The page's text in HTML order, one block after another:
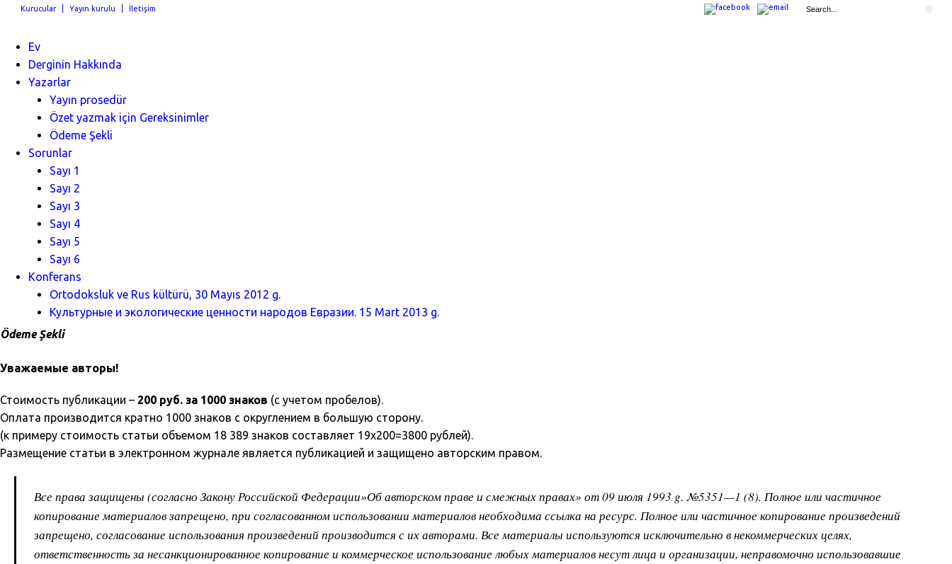
Kurucular Yayın kurulu İletişim
Ev
Derginin Hakkında
Yazarlar
Yayın prosedür
Özet yazmak için Gereksinimler
Ödeme Şekli
Sorunlar
Sayı 1
Sayı 2
Sayı 3
Sayı 4
Sayı 5
Sayı 6
Konferans
Ortodoksluk ve Rus kültürü, 30 Mayıs 2012 g.
Культурные и экологические ценности народов Евразии. 15 Mart 2013 g.
Ödeme Şekli
Уважаемые авторы!
Стоимость публикации – 200 руб. за 1000 знаков (с учетом пробелов).
Оплата производится кратно 1000 знаков с округлением в большую сторону.
(к примеру стоимость статьи объемом 18 389 знаков составляет 19х200=3800 рублей).
Размещение статьи в электронном журнале является публикацией и защищено авторским правом.
Все права защищены (согласно Закону Российской Федерации»Об авторском праве и смежных правах» от 09 июля 1993 g. №5351—1 (8). Полное или частичное
копирование материалов запрещено, при согласованном использовании материалов необходима ссылка на ресурс. Полное или частичное копирование произведений
запрещено, согласование использования произведений производится с их авторами. Все материалы используются исключительно в некоммерческих целях,
ответственность за несанкционированное копирование и коммерческое использование любых материалов несут лица и организации, неправомочно использовавшие